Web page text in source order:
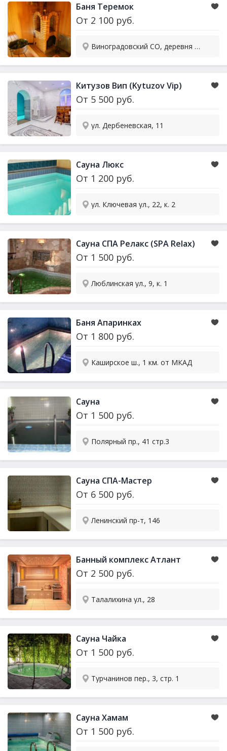
Баня Теремок
От 2 100 руб.
Виноградовский СО, деревня Грибки, Адмиральская ул., вл.1, стр.1
Китузов Вип (Kytuzov Vip)
От 5 500 руб.
ул. Дербеневская, 11
Сауна Люкс
От 1 200 руб.
ул. Ключевая ул., 22, к. 2
Сауна СПА Релакс (SPA Relax)
От 1 500 руб.
Люблинская ул., 9, к. 1
Баня Апаринках
От 1 800 руб.
Каширское ш., 1 км. от МКАД
Сауна
От 1 500 руб.
Полярный пр., 41 стр.3
Сауна СПА-Мастер
От 6 500 руб.
Ленинский пр-т, 146
Банный комплекс Атлант
От 2 500 руб.
Талалихина ул., 28
Сауна Чайка
От 1 500 руб.
Турчанинов пер., 3, стр. 1
Сауна Хамам
От 1 500 руб.